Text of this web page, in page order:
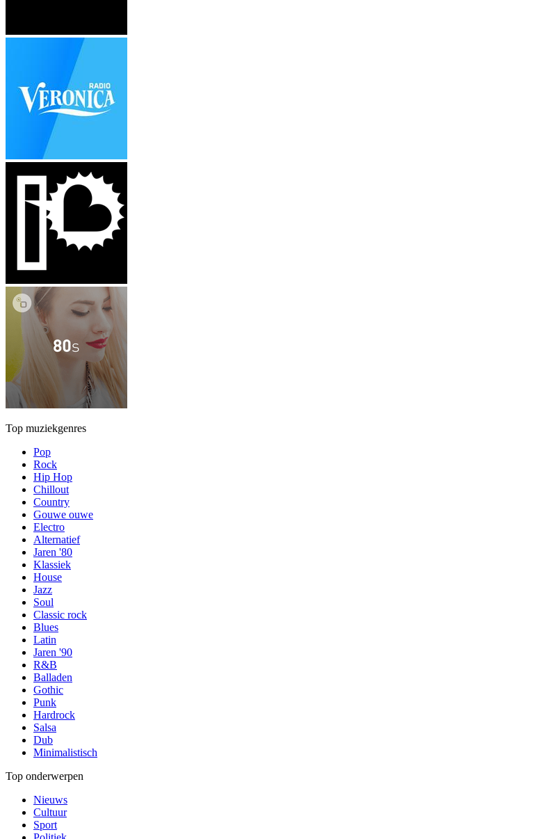
Top muziekgenres
Pop
Rock
Hip Hop
Chillout
Country
Gouwe ouwe
Electro
Alternatief
Jaren '80
Klassiek
House
Jazz
Soul
Classic rock
Blues
Latin
Jaren '90
R&B
Balladen
Gothic
Punk
Hardrock
Salsa
Dub
Minimalistisch
Top onderwerpen
Nieuws
Cultuur
Sport